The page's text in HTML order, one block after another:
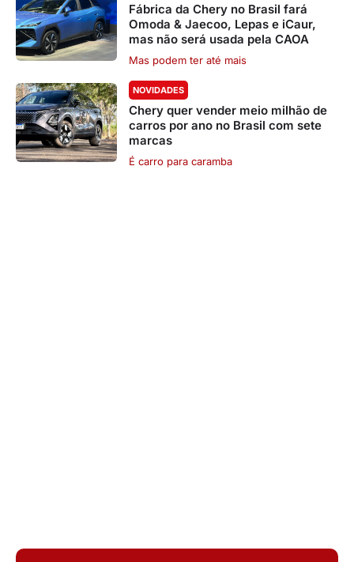
Fábrica da Chery no Brasil fará
Omoda & Jaecoo, Lepas e iCaur,
mas não será usada pela CAOA
Mas podem ter até mais
NOVIDADES
Chery quer vender meio milhão de
carros por ano no Brasil com sete
marcas
É carro para caramba